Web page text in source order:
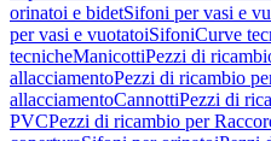
orinatoi e bidetSifoni per vasi e
per vasi e vuotatoiSifoniCurve
tecnicheManicottiPezzi di
allacciamentoPezzi di ricambio
allacciamentoCannottiPezzi di
PVCPezzi di ricambio per